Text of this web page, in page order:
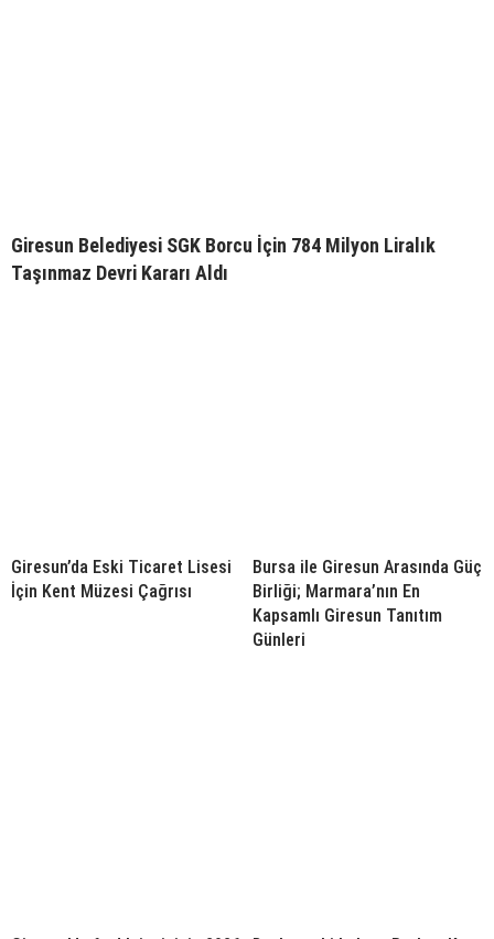
Giresun Belediyesi SGK Borcu İçin 784 Milyon Liralık
Taşınmaz Devri Kararı Aldı
Giresun’da Eski Ticaret Lisesi
İçin Kent Müzesi Çağrısı
Bursa ile Giresun Arasında Güç
Birliği; Marmara’nın En
Kapsamlı Giresun Tanıtım
Günleri